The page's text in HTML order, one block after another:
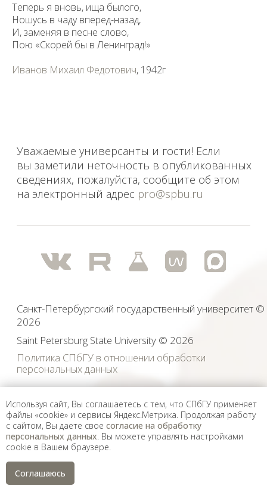
Теперь я вновь, ища былого,
Ношусь в чаду вперед-назад,
И, заменяя в песне слово,
Пою «Скорей бы в Ленинград!»
Иванов Михаил Федотович, 1942г
Используя сайт, Вы соглашаетесь с тем, что СПбГУ применяет
файлы «cookie» и сервисы Яндекс.Метрика. Продолжая работу
с сайтом, Вы даете свое согласие на обработку
персональных данных . Вы можете управлять настройками
cookie в Вашем браузере.
Соглашаюсь